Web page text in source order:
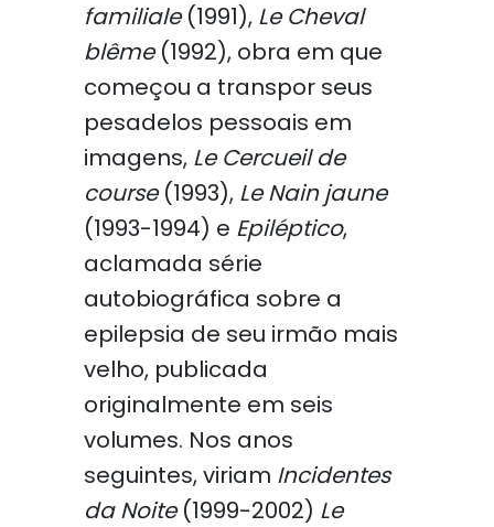
familiale(1991), Le Cheval
blême(1992), obra em que
começou a transpor seus
pesadelos pessoais em
imagens, Le Cercueil de
course(1993), Le Nain jaune
(1993-1994) e Epiléptico,
aclamada série
autobiográfica sobre a
epilepsia de seu irmão mais
velho, publicada
originalmente em seis
volumes. Nos anos
seguintes, viriam Incidentes
da Noite(1999-2002) Le